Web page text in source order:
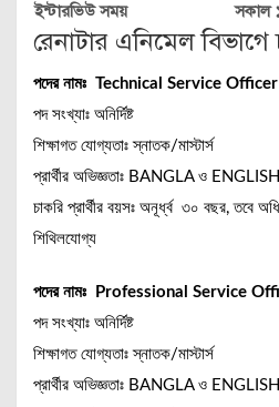
ইন্টারভিউ সময়
সকাল
রেনাটার এনিমেল বিভাগে
পদের নামঃ Technical Service
পদ সংখ্যাঃ অনির্দিষ্ট
শিক্ষাগত যোগ্যতাঃ স্নাতক/মাস্টার্স
প্রার্থীর অভিজ্ঞতাঃ BANGLA ও
চাকরি প্রার্থীর বয়সঃ অনূর্ধ্ব ৩০ বছর, তবে
শিথিলযোগ্য
পদের নামঃ Professional Service
পদ সংখ্যাঃ অনির্দিষ্ট
শিক্ষাগত যোগ্যতাঃ স্নাতক/মাস্টার্স
প্রার্থীর অভিজ্ঞতাঃ BANGLA ও